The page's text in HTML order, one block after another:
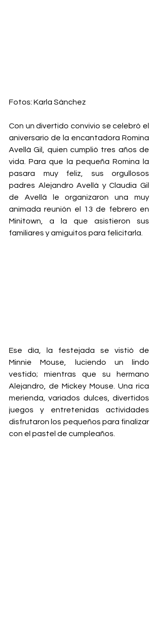
Fotos: Karla Sánchez
Con un divertido convivio se celebró el
aniversario de la encantadora Romina
Avellá Gil, quien cumplió tres años de
vida. Para que la pequeña Romina la
pasara muy feliz, sus orgullosos
padres Alejandro Avellá y Claudia Gil
de Avellá le organizaron una muy
animada reunión el 13 de febrero en
Minitown, a la que asistieron sus
familiares y amiguitos para felicitarla.
Ese día, la festejada se vistió de
Minnie Mouse, luciendo un lindo
vestido; mientras que su hermano
Alejandro, de Mickey Mouse. Una rica
merienda, variados dulces, divertidos
juegos y entretenidas actividades
disfrutaron los pequeños para finalizar
con el pastel de cumpleaños.